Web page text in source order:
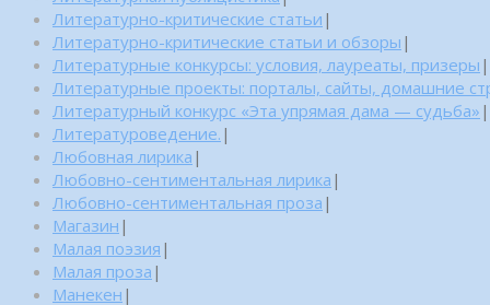
Литературно-критические статьи |
Литературно-критические статьи и обзоры |
Литературные конкурсы: условия, лауреаты, призеры |
Литературные проекты: порталы, сайты, домашние
Литературный конкурс «Эта упрямая дама — судьба» |
Литературоведение. |
Любовная лирика |
Любовно-сентиментальная лирика |
Любовно-сентиментальная проза |
Магазин |
Малая поэзия |
Малая проза |
Манекен |